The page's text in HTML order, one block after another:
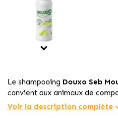
Le shampooing Douxo Seb
convient aux animaux de
troubles dermatologiques tels
Voir la description complète